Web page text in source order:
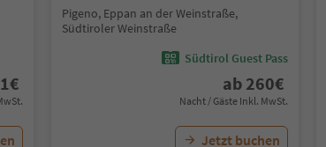
€
Pigeno, Eppan an der Weinstraße,
Südtiroler Weinstraße
Südtirol Guest Pass
ab 260€
Nacht / Gäste Inkl. MwSt.
Jetzt buchen